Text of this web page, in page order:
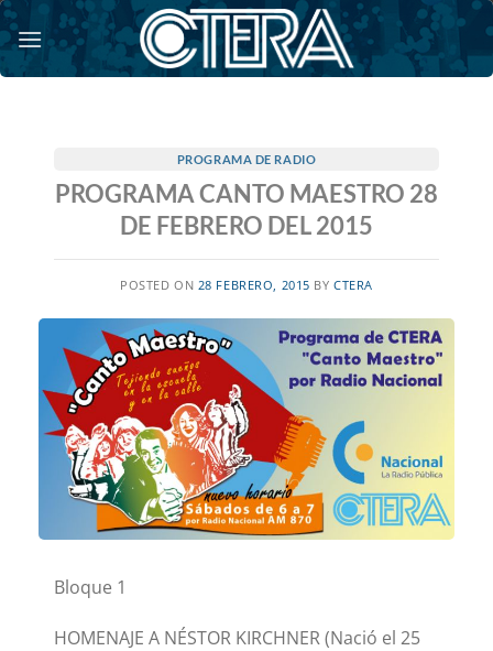
Saltar
al
contenido
PROGRAMA DE RADIO
PROGRAMA CANTO MAESTRO 28
DE FEBRERO DEL 2015
POSTED ON 28 FEBRERO, 2015 BY CTERA
Bloque 1
HOMENAJE A NÉSTOR KIRCHNER (Nació el 25